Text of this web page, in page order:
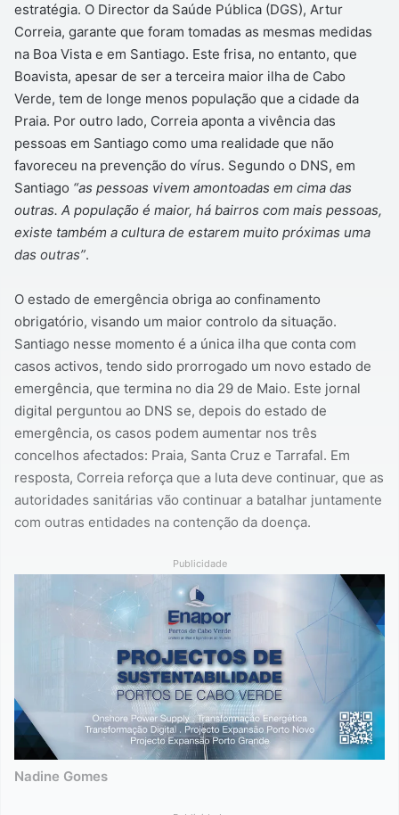
estratégia. O Director da Saúde Pública (DGS), Artur
Correia, garante que foram tomadas as mesmas medidas
na Boa Vista e em Santiago. Este frisa, no entanto, que
Boavista, apesar de ser a terceira maior ilha de Cabo
Verde, tem de longe menos população que a cidade da
Praia. Por outro lado, Correia aponta a vivência das
pessoas em Santiago como uma realidade que não
favoreceu na prevenção do vírus. Segundo o DNS, em
Santiago “as pessoas vivem amontoadas em cima das
outras. A população é maior, há bairros com mais pessoas,
existe também a cultura de estarem muito próximas uma
das outras”.
O estado de emergência obriga ao confinamento
obrigatório, visando um maior controlo da situação.
Santiago nesse momento é a única ilha que conta com
casos activos, tendo sido prorrogado um novo estado de
emergência, que termina no dia 29 de Maio. Este jornal
digital perguntou ao DNS se, depois do estado de
emergência, os casos podem aumentar nos três
concelhos afectados: Praia, Santa Cruz e Tarrafal. Em
resposta, Correia reforça que a luta deve continuar, que as
autoridades sanitárias vão continuar a batalhar juntamente
com outras entidades na contenção da doença.
Publicidade
Nadine Gomes